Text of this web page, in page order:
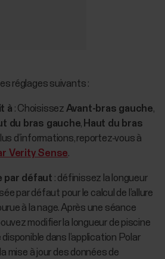
réglages suivants :
à : Choisissez Avant-bras gauche,
du bras gauche, Haut du bras
d’informations, reportez-vous à
Verity Sense.
par défaut : définissez la longueur
par défaut pour le calcul de l’allure
à la nage. Après une séance
modifier la longueur de piscine
disponible dans l’application Polar
mise à jour des données de